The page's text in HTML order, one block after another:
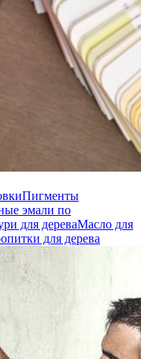
Пигменты
эмали по
для дереваМасло для
для дерева